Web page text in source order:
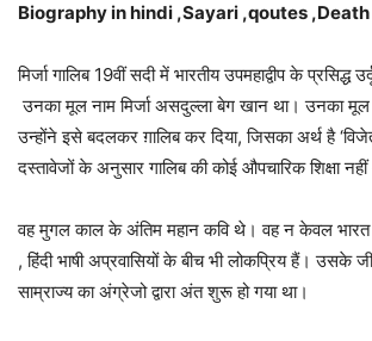
Biography in hindi ,Sayari ,qoutes ,Death
मिर्जा गालिब 19वीं सदी में भारतीय उपमहाद्वीप के
उनका मूल नाम मिर्जा असदुल्ला बेग खान था। उनका
उन्होंने इसे बदलकर ग़ालिब कर दिया, जिसका अर्थ है
दस्तावेजों के अनुसार गालिब की कोई औपचारिक शिक्षा नहीं
वह मुगल काल के अंतिम महान कवि थे। वह न केवल भारत
, हिंदी भाषी अप्रवासियों के बीच भी लोकप्रिय हैं। उसके
साम्राज्य का अंग्रेजो द्वारा अंत शुरू हो गया था।